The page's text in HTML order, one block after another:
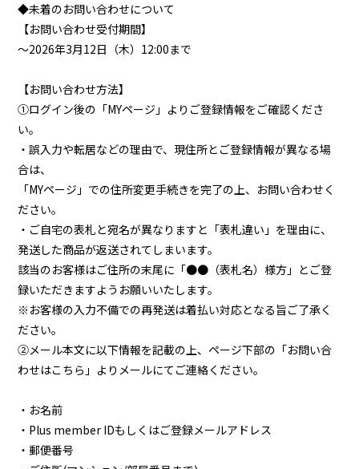
会員登録 ログイン
GALLERY
BLOG
MOVIE
WALLPAPER
OMIKUJI
◆未着のお問い合わせについて
【お問い合わせ受付期間】
～2026年3月12日（木）12:00まで
【お問い合わせ方法】
①ログイン後の「MYページ」よりご登録情報をご確認くださ
い。
・誤入力や転居などの理由で、現住所とご登録情報が異なる場
合は、
「MYページ」での住所変更手続きを完了の上、お問い合わせく
ださい。
・ご自宅の表札と宛名が異なりますと「表札違い」を理由に、
発送した商品が返送されてしまいます。
該当のお客様はご住所の末尾に「●●（表札名）様方」とご登
録いただきますようお願いいたします。
※お客様の入力不備での再発送は着払い対応となる旨ご了承く
ださい。
②メール本文に以下情報を記載の上、ページ下部の「お問い合
わせはこちら」よりメールにてご連絡ください。
・お名前
・Plus member IDもしくはご登録メールアドレス
・郵便番号